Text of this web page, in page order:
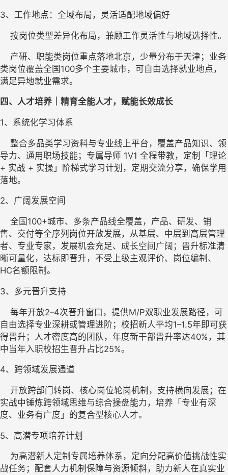
3、 工作地点 ： 全域布局，灵活适配地域偏好
按岗位类型差异化布局，兼顾工作灵活性与地域选择性。
产研、职能类岗位重点落地北京，少量分布于天津；业务
类岗位覆盖全国100多个主要城市，可自由选择就业地点，
满足异地就业需求。
四 、人才培养｜精育全能人才，赋能长效成长
1、 系统化学习体系
整合多品类学习资料与专业线上平台，覆盖产品知识、领
导力、通用职场技能；专属导师 1V1 全程带教，定制「理论
+ 实战 + 实操」阶梯式学习计划，定期交流分享，确保学用
落地。
2、 广阔发展空间
全国100+城市、多条产品线全覆盖，产品、研发、销
售、交付等全序列岗位开放发展，从基层、中层到高层管理
者、专业专家，发展机会充足、成长空间广阔；晋升标准清
晰可量化，达标即晋升，不受上级主观评价、岗位编制、
HC名额限制。
3、 多元晋升支持
每年开放2–4次晋升窗口，提供M/P双职业发展路径，可
自由选择专业深耕或管理进阶；校招新人平均1–1.5年即可获
得晋升；人才密度高的团队，年度新干部晋升率达40%，其
中当年入职校招生晋升占比25%。
4、 跨领域发展通道
开放跨部门转岗、核心岗位轮岗机制，支持横向发展；在
实战中锤炼跨领域思维与综合操盘能力，培养「专业有深
度、业务有广度」的复合型核心人才。
5、 高潜专项培养计划
为高潜新人定制专属培养体系，定向分配高价值挑战性实
战任务；配套人力机制保障与资源倾斜，助力新人在真实业